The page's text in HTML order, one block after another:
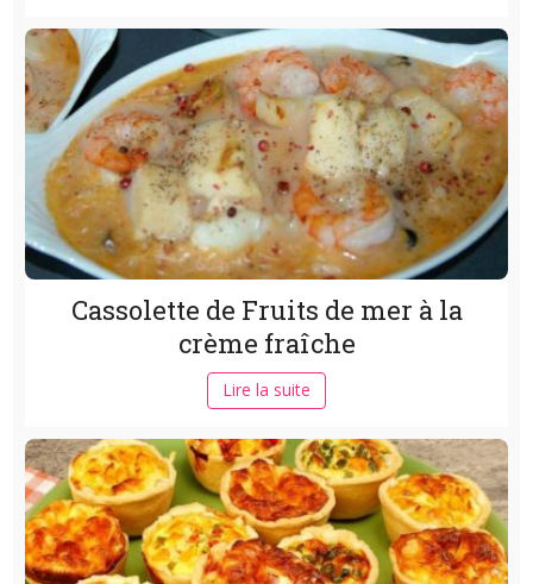
Cassolette de Fruits de mer à la
crème fraîche
Lire la suite